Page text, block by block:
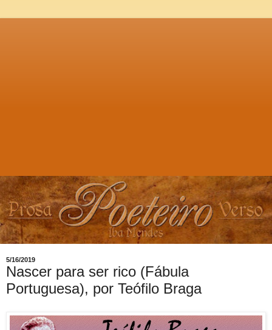
5/16/2019
Nascer para ser rico (Fábula
Portuguesa), por Teófilo Braga